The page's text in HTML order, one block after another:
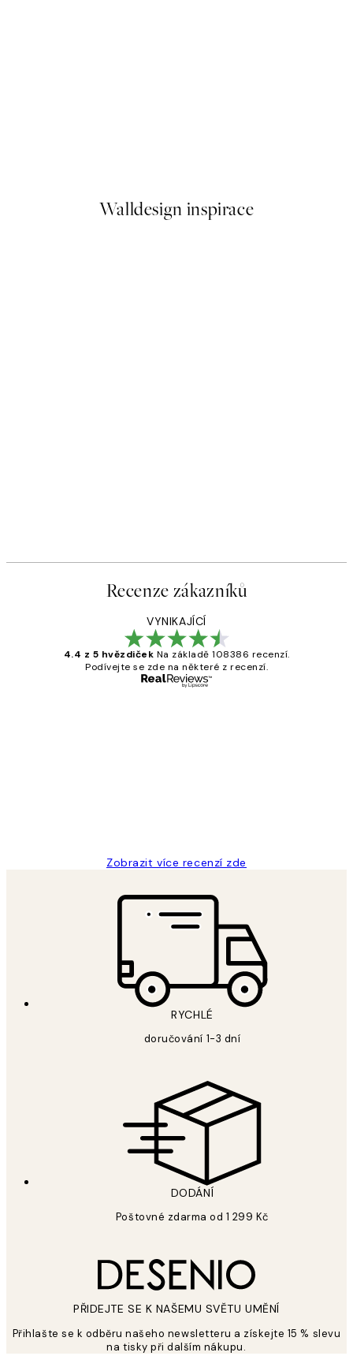
Walldesign inspirace
Recenze zákazníků
VYNIKAJÍCÍ
4.4 z 5 hvězdiček Na základě 108386 recenzí.
Podívejte se zde na některé z recenzí.
Zobrazit více recenzí zde
RYCHLÉ
doručování 1-3 dní
DODÁNÍ
Poštovné zdarma od 1 299 Kč
PŘIDEJTE SE K NAŠEMU SVĚTU UMĚNÍ
Přihlašte se k odběru našeho newsletteru a získejte 15 % slevu
na tisky při dalším nákupu.